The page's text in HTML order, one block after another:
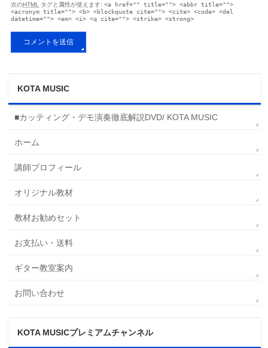
次のHTML タグと属性が使えます:<a href="" title=""> <abbr title="">
<acronym title=""> <b> <blockquote cite=""> <cite> <code> <del
datetime=""> <em> <i> <q cite=""> <strike> <strong>
KOTA MUSIC
■カッティング・デモ演奏徹底解説DVD/ KOTA MUSIC
ホーム
講師プロフィール
オリジナル教材
教材お勧めセット
お支払い・送料
ギター教室案内
お問い合わせ
KOTA MUSICプレミアムチャンネル